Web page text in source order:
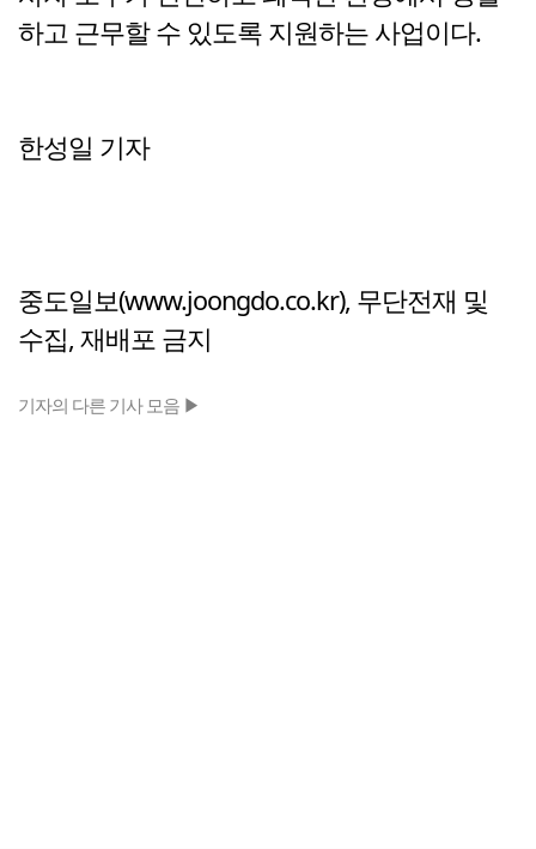
하고 근무할 수 있도록 지원하는 사업이다.
한성일 기자
중도일보(www.joongdo.co.kr), 무단전재 및
수집, 재배포 금지
기자의 다른 기사 모음 ▶